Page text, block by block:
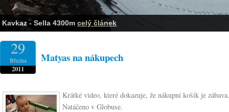
Kavkaz - Sella 4300m celý článek
29
Března
2011
Matyas na nákupech
Krátké video, které dokazuje, že nákupní košík je zábava.
Natáčeno v Globuse.